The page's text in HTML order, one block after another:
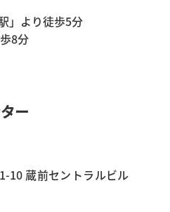
」より徒歩5分
8分
ー
10 蔵前セントラルビル